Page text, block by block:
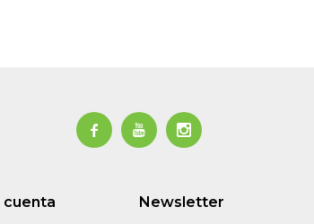
  
cuenta Newsletter